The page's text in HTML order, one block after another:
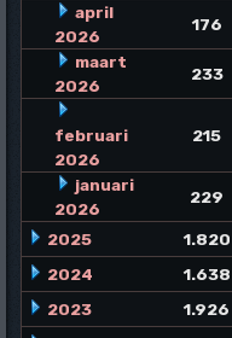
april
2026
176
maart
2026
233
februari
2026
215
januari
2026
229
2025 1.820
2024
1.638
2023
1.926